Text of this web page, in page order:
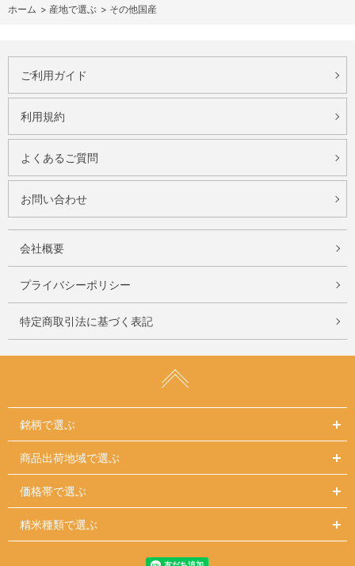
ホーム > 産地で選ぶ > その他国産
ご利用ガイド
利用規約
よくあるご質問
お問い合わせ
会社概要
プライバシーポリシー
特定商取引法に基づく表記
銘柄で選ぶ
商品出荷地域で選ぶ
価格帯で選ぶ
精米種類で選ぶ